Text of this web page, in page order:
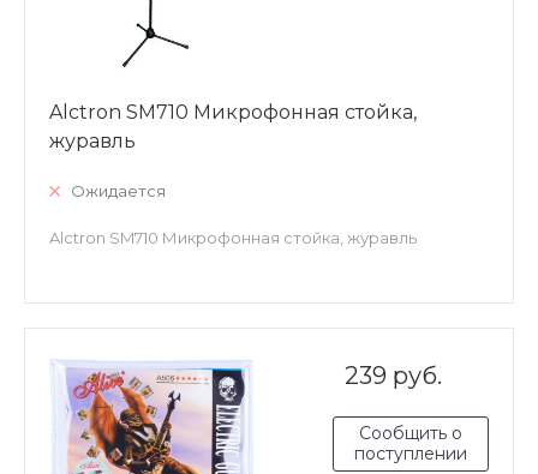
Alctron SM710 Микрофонная стойка,
журавль
Ожидается
Alctron SM710 Микрофонная стойка, журавль
239 руб.
Сообщить о
поступлении